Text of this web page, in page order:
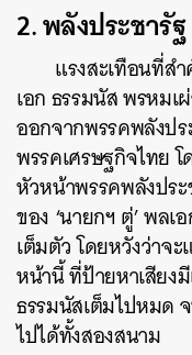
2. พลังประชารัฐ
แรงสะเทือนที่ส
เอก ธรรมนัส พรหมเ
ออกจากพรรคพลังปร
พรรคเศรษฐกิจไทย
หัวหน้าพรรคพลังปร
ของ ‘นายกฯ ตู่’พลเ
เต็มตัว โดยหวังว่าจ
หน้านี้ ที่ป้ายหาเสียง
ธรรมนัสเต็มไปหมด
ไปได้ทั้งสองสนาม